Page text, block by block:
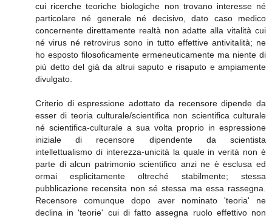
cui ricerche teoriche biologiche non trovano interesse né
particolare né generale né decisivo, dato caso medico
concernente direttamente realtà non adatte alla vitalità cui
né virus né retrovirus sono in tutto effettive antivitalità; ne
ho esposto filosoficamente ermeneuticamente ma niente di
più detto del già da altrui saputo e risaputo e ampiamente
divulgato.
Criterio di espressione adottato da recensore dipende da
esser di teoria culturale/scientifica non scientifica culturale
né scientifica-culturale a sua volta proprio in espressione
iniziale di recensore dipendente da scientista
intellettualismo di interezza-unicità la quale in verità non è
parte di alcun patrimonio scientifico anzi ne è esclusa ed
ormai esplicitamente oltreché stabilmente; stessa
pubblicazione recensita non sé stessa ma essa rassegna.
Recensore comunque dopo aver nominato 'teoria' ne
declina in 'teorie' cui di fatto assegna ruolo effettivo non